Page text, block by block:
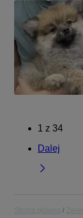
1 z 34
Dalej